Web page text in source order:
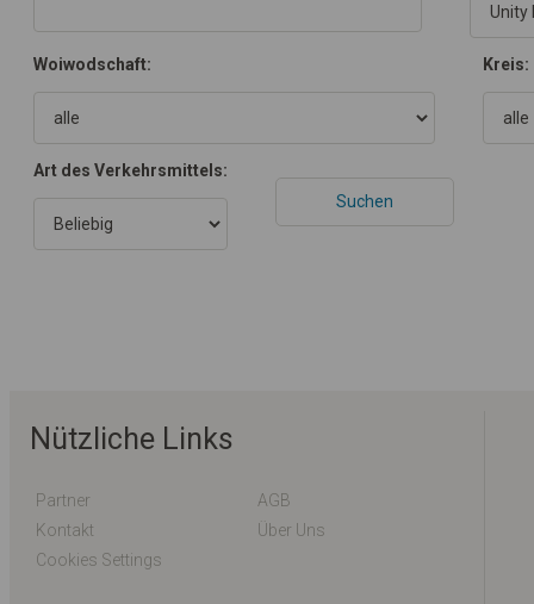
Woiwodschaft: Kreis:
Art des Verkehrsmittels:
Nützliche Links
Partner
AGB
Kontakt
Über Uns
Cookies Settings